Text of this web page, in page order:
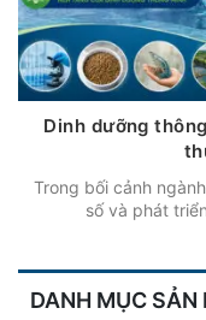
Dinh dưỡng
Trong bối cảnh
số và phát
DANH MỤC SẢN